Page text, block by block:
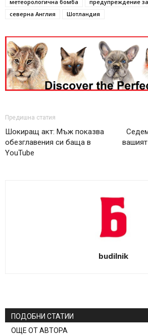
метеорологична бомба
предупреждение
северна Англия
Шотландия
Предишна статия
Шокиращ акт: Мъж показва
обезглавения си баща в
YouTube
budilnik
ПОДОБНИ СТАТИИ
ОЩЕ ОТ АВТОРА